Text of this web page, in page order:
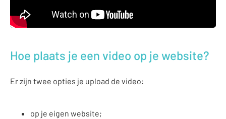
Hoe plaats je een video op je website?
Er zijn twee opties je upload de video:
op je eigen website;